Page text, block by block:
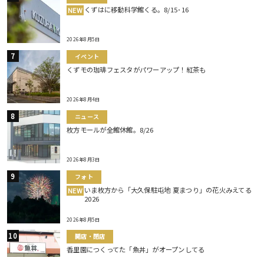
NEW くずはに移動科学館くる。8/15･16
2026年8月5日
イベント
くずモの珈琲フェスタがパワーアップ！紅茶も
2026年8月4日
ニュース
枚方モールが全館休館。8/26
2026年8月3日
フォト
NEW いま枚方から「大久保駐屯地 夏まつり」の花火みえてる
2026
2026年8月5日
開店・閉店
香里園につくってた「魚丼」がオープンしてる